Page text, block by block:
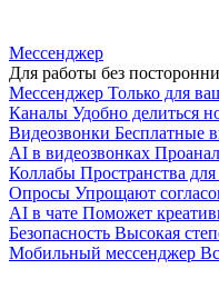
Мессенджер
Для работы без
Мессенджер Только для
Каналы Удобно делиться
Видеозвонки Бесплатные
AI в видеозвонках
Коллабы Пространства
Опросы Упрощают
AI в чате Поможет
Безопасность Высокая
Мобильный мессенджер